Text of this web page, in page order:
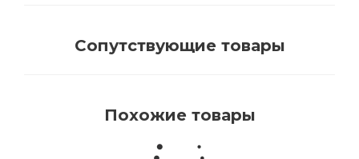
Сопутствующие товары
Похожие товары